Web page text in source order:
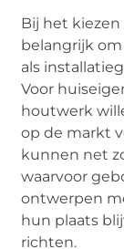
Bij het
belangrijk
als
Voor
houtwerk
op de markt
kunnen net
waarvoor
ontwerpen
hun plaats
richten.